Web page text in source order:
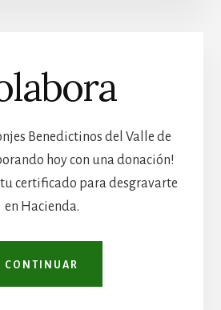
Benedictinos del Valle de
hoy con una donación!
certificado para desgravarte
en Hacienda.
CONTINUAR